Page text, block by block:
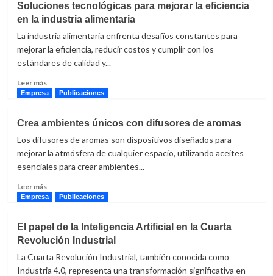
Estrategias
Clave
para
Mejorar
Productividad
en
Plantas
Industrial
Soluciones tecnológicas para mejorar la eficiencia
en la industria alimentaria
La industria alimentaria enfrenta desafíos constantes para
mejorar la eficiencia, reducir costos y cumplir con los
estándares de calidad y...
Leer másLeer
más
tecnológicas
para
mejorar
la
eficiencia
en
la
Empresa Publicaciones
Crea ambientes únicos con difusores de aromas
Los difusores de aromas son dispositivos diseñados para
mejorar la atmósfera de cualquier espacio, utilizando aceites
esenciales para crear ambientes...
Leer másLeer
más
ambientes
únicos
con
difusores
Empresa Publicaciones
El papel de la Inteligencia Artificial en la Cuarta
Revolución Industrial
La Cuarta Revolución Industrial, también conocida como
Industria 4.0, representa una transformación significativa en